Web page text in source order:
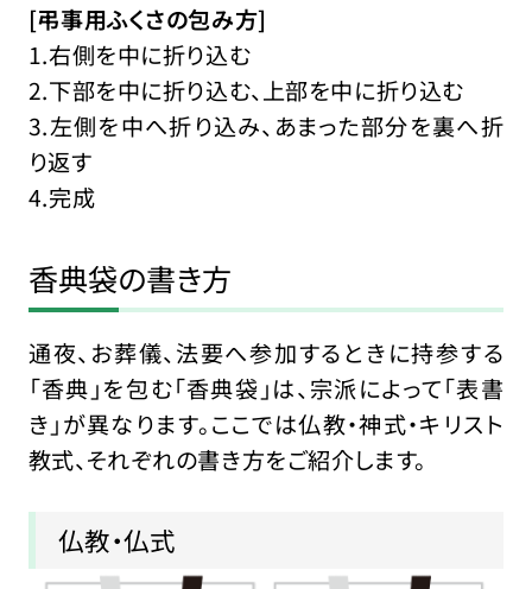
[弔事用ふくさの包み方]
1.右側を中に折り込む
2.下部を中に折り込む、上部を中に折り込む
3.左側を中へ折り込み、あまった部分を裏へ折
り返す
4.完成
香典袋の書き方
通夜、お葬儀、法要へ参加するときに持参する
「香典」を包む「香典袋」は、宗派によって「表書
き」が異なります。ここでは仏教・神式・キリスト
教式、それぞれの書き方をご紹介します。
仏教・仏式